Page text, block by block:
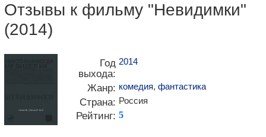
Отзывы к фильму "Невидимки"
(2014)
Год
выхода:
2014
Жанр: комедия, фантастика
Страна: Россия
Рейтинг: 5